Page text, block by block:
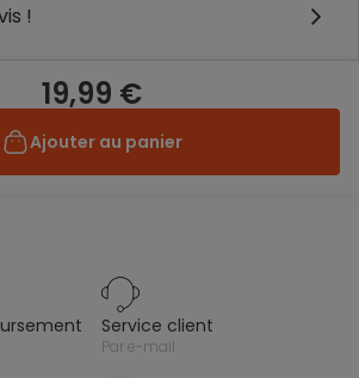
!
19,99 €
Ajouter au panier
service client
par e-mail